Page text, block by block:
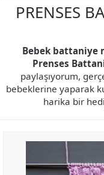
PRENSES
Bebek battaniye
Prenses
paylaşıyorum,
bebeklerine yaparak
harika bir